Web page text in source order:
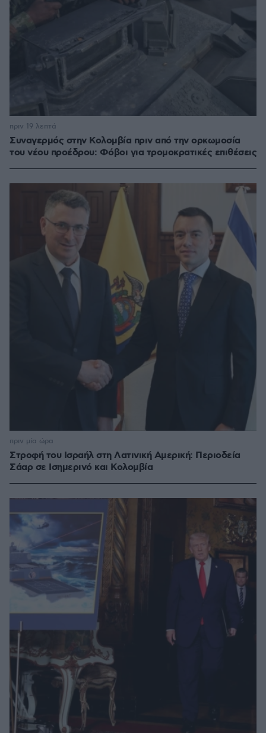
Συναγερμός στην Κολομβία πριν από την ορκωμοσία
του νέου προέδρου: Φόβοι για τρομοκρατικές επιθέσεις
πριν 19 λεπτά
Στροφή του Ισραήλ στη Λατινική Αμερική: Περιοδεία
Σάαρ σε Ισημερινό και Κολομβία
πριν μία ώρα